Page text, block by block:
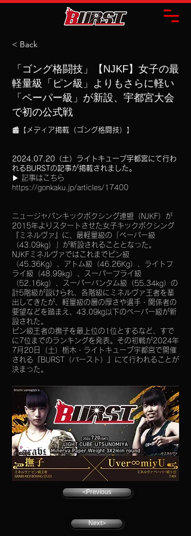
< Back
「ゴング格闘技」【NJKF】女子の最
軽量級「ピン級」よりもさらに軽い
「ペーパー級」が新設、宇都宮大会
で初の公式戦
📰【メディア掲載（ゴング格闘技）】
2024.07.20 （土）ライトキューブ宇都宮にて行わ
れるBURSTの記事が掲載されました。
▶︎ 記事はこちら
https://gonkaku.jp/articles/17400
ニュージャパンキックボクシング連盟（NJKF）が
2015年よりスタートさせた女子キックボクシング
『ミネルヴァ』に、最軽量級の「ペーパー級
（43.09kg）」が新設されることとなった。
NJKFミネルヴァではこれまでピン級
（45.36Kg）、アトム級（46.26Kg）、ライトフ
ライ級（48.99kg）、スーパーフライ級
（52.16kg）、スーパーバンタム級（55.34kg）の
計5階級が設けられ、各階級にミネルヴァ王者を輩
出してきたが、軽量級の層の厚さや選手・関係者の
要望などを踏まえ、43.09㎏以下のペーパー級が新
設された。
ピン級王者の撫子を最上位の1位とするなど、すで
に7位までのランキングを発表。その初戦が2024年
7月20日（土）栃木・ライトキューブ宇都宮で開催
される『BURST（バースト）』にて行われることが
決まった。
<Previous
Next>